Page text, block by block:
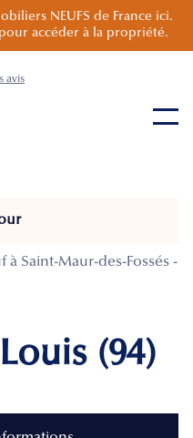
NEUFS de France ici.
accéder à la propriété.
avis
Saint-Maur-des-Fossés -
(94)